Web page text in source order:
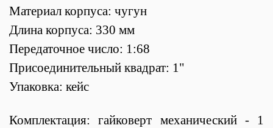
Материал корпуса: чугун
Длина корпуса: 330 мм
Передаточное число: 1:68
Присоединительный квадрат: 1"
Упаковка: кейс
Комплектация: гайковерт механический - 1